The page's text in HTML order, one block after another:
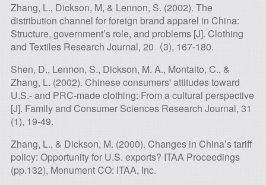
Zhang, L., Dickson, M, & Lennon, S. (2002). The
distribution channel for foreign brand apparel in China:
Structure, government’s role, and problems [J]. Clothing
and Textiles Research Journal, 20（3), 167-180.
Shen, D., Lennon, S., Dickson, M. A., Montalto, C., &
Zhang, L. (2002). Chinese consumers' attitudes toward
U.S.- and PRC-made clothing: From a cultural perspective
[J]. Family and Consumer Sciences Research Journal, 31
(1), 19-49.
Zhang, L., & Dickson, M. (2000). Changes in China’s tariff
policy: Opportunity for U.S. exports? ITAA Proceedings
(pp.132), Monument CO: ITAA, Inc.